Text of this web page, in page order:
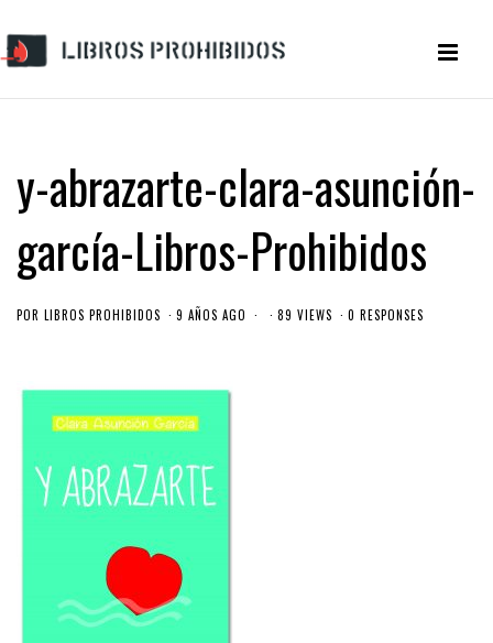
y-abrazarte-clara-asunción-
garcía-Libros-Prohibidos
POR LIBROS PROHIBIDOS 9 AÑOS AGO 89 VIEWS 0 RESPONSES